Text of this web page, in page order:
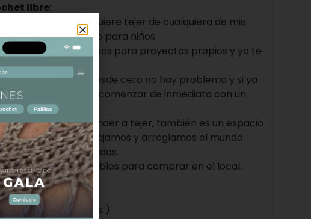
libre:
elige que modelo quiere tejer de cualquiera de mis
sea para adultos o para niños.
puedes traer tus ideas para proyectos propios y yo te
realizarlos.
que te enseñe desde cero no hay problema y si ya
lo básico puedes comenzar de inmediato con un
es sólo para aprender a tejer, también es un espacio
nos relajamos y arreglamos el mundo.
no están incluidos.
cosas ricas, disponibles para comprar en el local.
$60.000 (4 clases )